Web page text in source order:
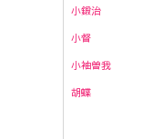
小鍛治
小督
小袖曽我
胡蝶